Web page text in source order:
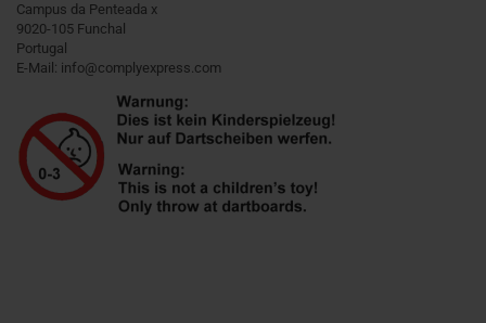
Campus da Penteada x
9020-105 Funchal
Portugal
E-Mail: info@complyexpress.com